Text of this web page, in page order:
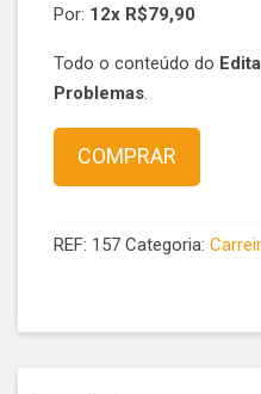
Por: 12x R$79,90
Todo o conteúdo do
Problemas.
para
COMPRAR
REF: 157 Categoria: